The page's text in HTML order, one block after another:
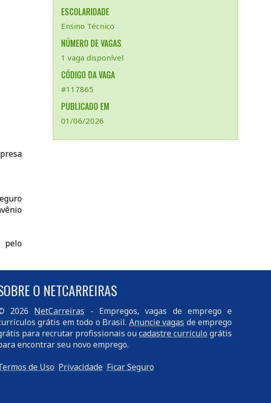
ESCOLARIDADE
Ensino Técnico
NÚMERO DE VAGAS
1 vaga disponível
CÓDIGO DA VAGA
#117865
PUBLICADO EM
01/06/2026
pelo
O NETCARREIRAS
2026 NetCarreiras - Empregos, vagas de emprego e
grátis em todo o Brasil. Anuncie vagas de emprego
para recrutar profissionais oucadastre currículo grátis
encontrar seu novo emprego.
de Uso Privacidade Ficar Seguro